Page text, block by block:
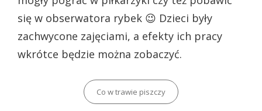
się w obserwatora rybek 😉 Dzieci były
zachwycone zajęciami, a efekty ich pracy
wkrótce będzie można zobaczyć.
Categories
Co w trawie piszczy